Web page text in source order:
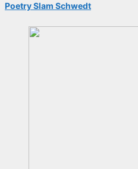
Poetry Slam Schwedt